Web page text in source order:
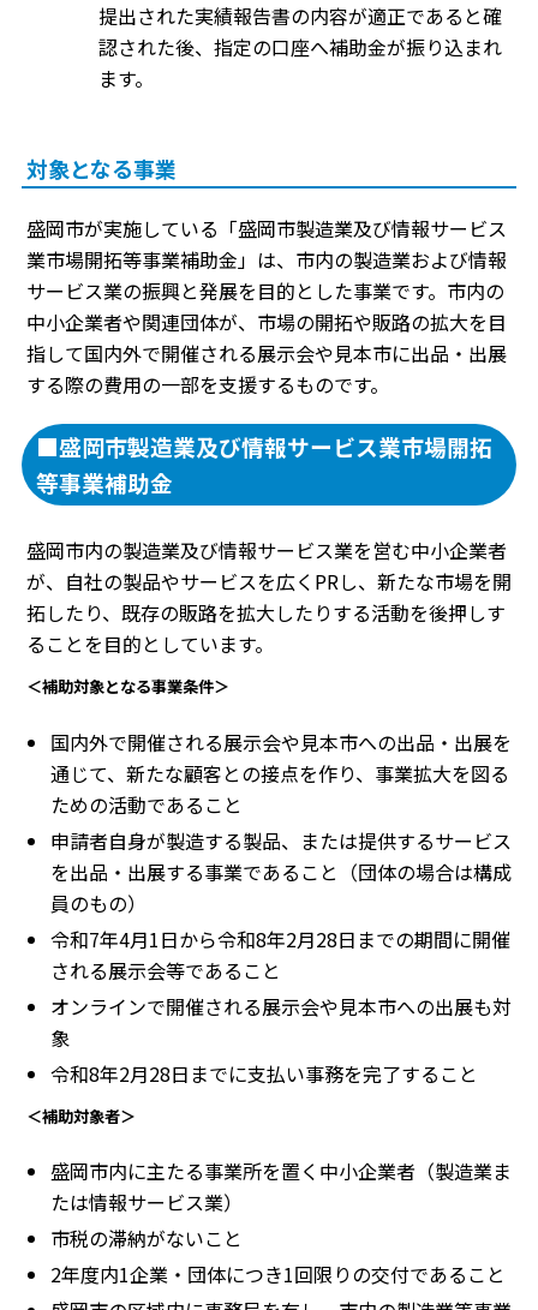
提出された実績報告書の内容が適正であると確
認された後、指定の口座へ補助金が振り込まれ
ます。
対象となる事業
盛岡市が実施している「盛岡市製造業及び情報サービス
業市場開拓等事業補助金」は、市内の製造業および情報
サービス業の振興と発展を目的とした事業です。市内の
中小企業者や関連団体が、市場の開拓や販路の拡大を目
指して国内外で開催される展示会や見本市に出品・出展
する際の費用の一部を支援するものです。
■盛岡市製造業及び情報サービス業市場開拓
等事業補助金
盛岡市内の製造業及び情報サービス業を営む中小企業者
が、自社の製品やサービスを広くPRし、新たな市場を開
拓したり、既存の販路を拡大したりする活動を後押しす
ることを目的としています。
＜補助対象となる事業条件＞
国内外で開催される展示会や見本市への出品・出展を
通じて、新たな顧客との接点を作り、事業拡大を図る
ための活動であること
申請者自身が製造する製品、または提供するサービス
を出品・出展する事業であること（団体の場合は構成
員のもの）
令和7年4月1日から令和8年2月28日までの期間に開催
される展示会等であること
オンラインで開催される展示会や見本市への出展も対
象
令和8年2月28日までに支払い事務を完了すること
＜補助対象者＞
盛岡市内に主たる事業所を置く中小企業者（製造業ま
たは情報サービス業）
市税の滞納がないこと
2年度内1企業・団体につき1回限りの交付であること